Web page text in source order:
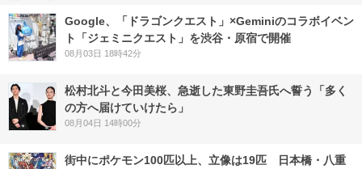
Google、「ドラゴンクエスト」×Geminiのコラボイベン
ト「ジェミニクエスト」を渋谷・原宿で開催
08月03日 18時42分
松村北斗と今田美桜、急逝した東野圭吾氏へ誓う「多く
の方へ届けていけたら」
08月04日 14時00分
街中にポケモン100匹以上、立像は19匹 日本橋・八重